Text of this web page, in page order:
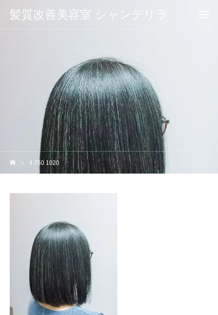
髪質改善美容室 シャンデリラ
4 750 1020